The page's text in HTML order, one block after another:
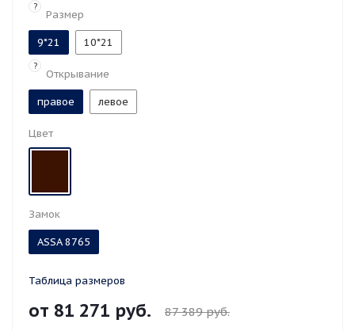
?
Размер
9*21 10*21
?
Открывание
правое левое
Цвет
Замок
ASSA 8765
Таблица размеров
от 81 271 руб. 87 389 руб.